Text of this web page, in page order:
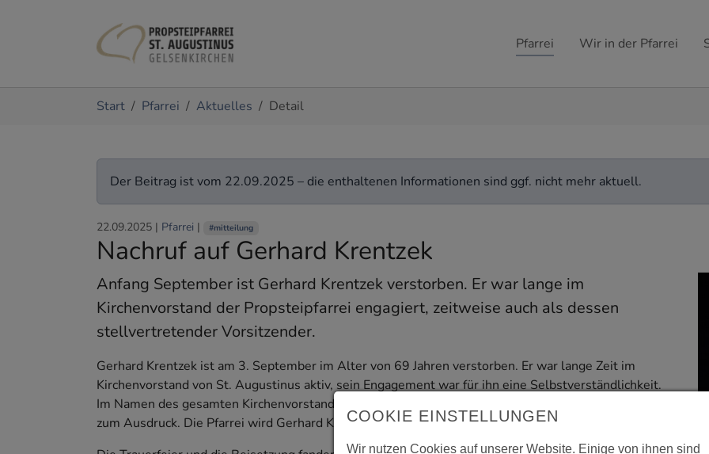
Pfarrei Wir in der Pfarrei
Start Pfarrei Aktuelles Detail
Der Beitrag ist vom 22.09.2025 – die enthaltenen Informationen sind ggf. nicht mehr aktuell.
22.09.2025 | Pfarrei | #mitteilung
Nachruf auf Gerhard Krentzek
Anfang September ist Gerhard Krentzek verstorben. Er war lange im
Kirchenvorstand der Propsteipfarrei engagiert, zeitweise auch als dessen
stellvertretender Vorsitzender.
Gerhard Krentzek ist am 3. September im Alter von 69 Jahren verstorben. Er war lange Zeit im
Kirchenvorstand von St. Augustinus aktiv, sein Engagement war für ihn eine Selbstverständlichkeit.
Im Namen des gesamten Kirchenvorstands brachte Propst Markus Pottbäcker seine Anteilnahme
zum Ausdruck. Die Pfarrei wird Gerhard Krentzek ein ehrendes Andenken bewahren.
COOKIE EINSTELLUNGEN
Wir nutzen Cookies auf unserer Website. Einige von ihnen sind